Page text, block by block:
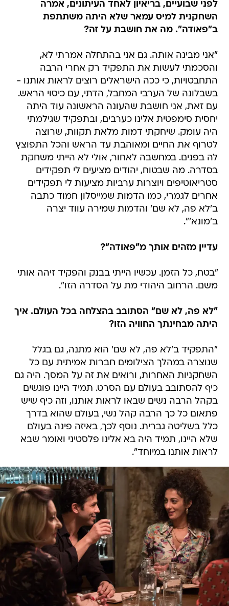
לפני שבועיים, בריאיון לאחד העיתונים, אמרה
השחקנית למיס עמאר שלא היתה משתתפת
ב"פאודה". מה את חושבת על זה?
"אני מבינה אותה. גם אני בהתחלה אמרתי לא,
והסכמתי לעשות את התפקיד רק אחרי הרבה
התחבטויות, כי ככה הישראלים רוצים לראות אותנו -
בשבלונה של הערבי המחבל, הדתי, עם כיסוי הראש.
עם זאת, אני חושבת שהעונה הראשונה עוד היתה
יחסית סימפטית אלינו כערבים, ובתפקיד שגילמתי
היה עומק. שיחקתי דמות מלאת תקוות, שרוצה
לטרוף את החיים ומאוהבת עד הראש והכל התפוצץ
לה בפנים. במחשבה לאחור, אולי לא הייתי משחקת
בסדרה. מה שבטוח, יהודים מציעים לי תפקידים
סטריאוטיפים ויוצרות ערביות מציעות לי תפקידים
אחרים לגמרי, כמו הדמות שמייסלון חמוד כתבה
ב'לא פה, לא שם' והדמות שמירה עווד יצרה
ב'מונא'".
עדיין מזהים אותך מ"פאודה"?
"בטח, כל הזמן. עכשיו הייתי בבנק והפקיד זיהה אותי
משם. הרחוב היהודי מת על הסדרה הזו".
"לא פה, לא שם" הסתובב בהצלחה בכל העולם. איך
היתה מבחינתך החוויה הזו?
"התפקיד ב'לא פה, לא שם' הוא מתנה, גם בגלל
שנוצרה במהלך הצילומים חברות אמיתית עם כל
השחקניות האחרות, ורואים את זה על המסך. היה גם
כיף להסתובב בעולם עם הסרט. תמיד היינו פוגשים
בקהל הרבה נשים שבאו לראות אותנו, וזה כיף שיש
פתאום כל כך הרבה קהל נשי, בעולם שהוא בדרך
כלל בשליטה גברית. נוסף לכך, באיזה פינה בעולם
שלא היינו, תמיד היה בא אלינו פלסטיני ואומר שבא
לראות אותנו במיוחד".